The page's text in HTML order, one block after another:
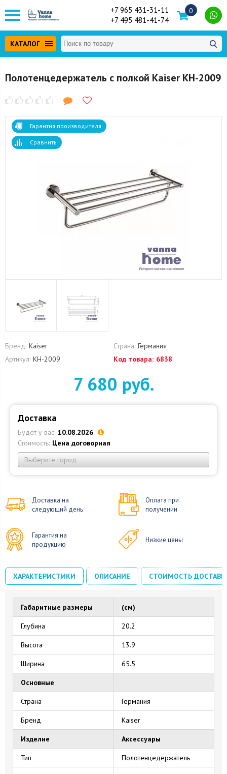
+7 965 431-31-11
+7 495 481-41-74
0
КАТАЛОГ
Полотенцедержатель с полкой Kaiser KH-2009
Гарантия производителя
Сравнить
Бренд: Kaiser Страна: Германия
Артикул: KH-2009 Код товара: 6838
7 680 руб.
Доставка
Будет у вас: 10.08.2026
Стоимость: Цена договорная
Выберите город
Доставка на
следующий день
Оплата при
получении
Гарантия на
продукцию
Низкие цены
ХАРАКТЕРИСТИКИ ОПИСАНИЕ СТОИМОСТЬ
Габаритные размеры (см)
Глубина 20.2
Высота 13.9
Ширина 65.5
Основные
Страна Германия
Бренд Kaiser
Изделие Аксессуары
Тип Полотенцедержатель